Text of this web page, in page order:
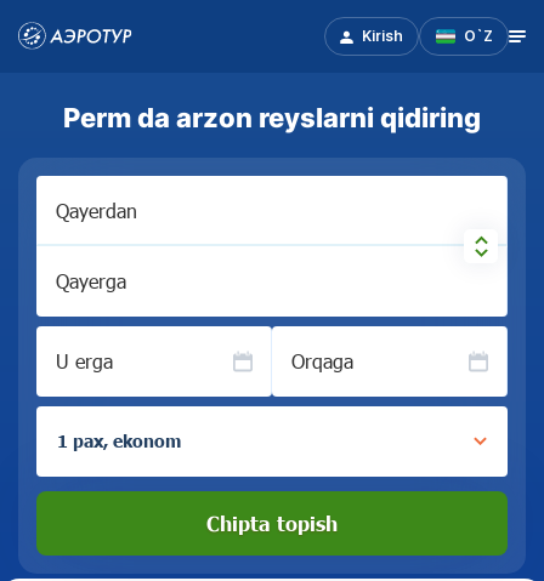
Kirish O`Z
Perm da arzon reyslarni qidiring
Qayerdan
Qayerga
U erga Orqaga
1 pax, ekonom
Chipta topish